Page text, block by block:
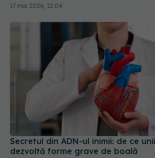
17 mai 2026, 12:04
Secretul din ADN-ul inimii: de ce
dezvoltă forme grave de boală